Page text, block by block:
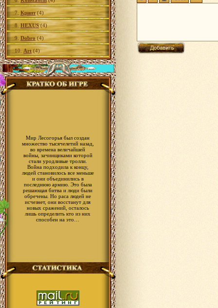
7. Крипт(4)
8. HEXUS(4)
9. Dobro(4)
10. Art (4)
Мир Лесогорья был создан
множество тысячелетий назад,
во времена величайшей
войны, зачинщиками которой
стали уродливые тролли.
Война подходила к концу,
людей становилось все меньше
и они объединились в
последнюю армию. Это была
решающая битва и люди были
обречены. Но раса людей не
исчезнет, они восстанут для
новых сражений, осталось
лишь определить кто из них
способен на это…